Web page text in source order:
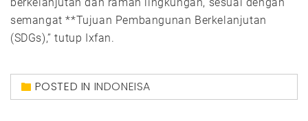
semangat **Tujuan Pembangunan Berkelanjutan
(SDGs),” tutup Ixfan.
POSTED IN INDONEISA